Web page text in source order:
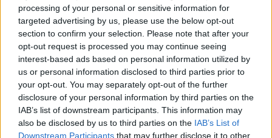
processing of your personal or sensitive information for
targeted advertising by us, please use the below opt-out
section to confirm your selection. Please note that after your
opt-out request is processed you may continue seeing
interest-based ads based on personal information utilized by
us or personal information disclosed to third parties prior to
your opt-out. You may separately opt-out of the further
disclosure of your personal information by third parties on the
IAB’s list of downstream participants. This information may
also be disclosed by us to third parties on the IAB’s List of
Downstream Participants that may further disclose it to other